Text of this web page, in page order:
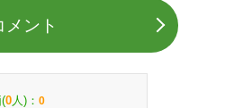
メント
0 人)： 0